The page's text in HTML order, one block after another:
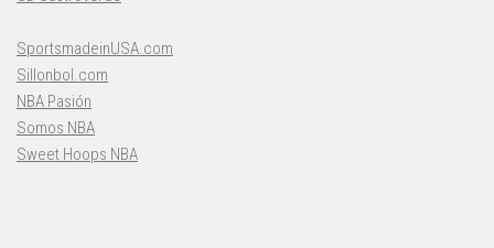
SportsmadeinUSA.com
Sillonbol.com
NBA Pasión
Somos NBA
Sweet Hoops NBA